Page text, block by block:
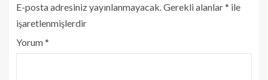
E-posta adresiniz yayınlanmayacak. Gerekli alanlar* ile
işaretlenmişlerdir
Yorum*